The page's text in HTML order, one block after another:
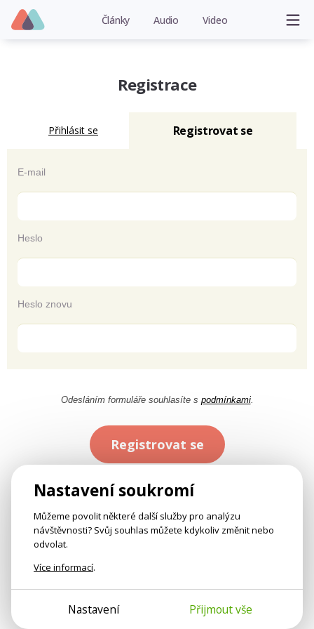
Články Audio Video
Registrace
Přihlásit se Registrovat se
E-mail
Heslo
Heslo znovu
Odesláním formuláře souhlasíte s podmínkami.
Registrovat se
Nastavení soukromí
Můžeme povolit některé další služby pro analýzu
návštěvnosti? Svůj souhlas můžete kdykoliv změnit nebo
odvolat.
Více informací.
Nastavení Přijmout vše